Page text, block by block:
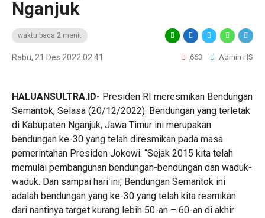
Nganjuk
waktu baca 2 menit
Rabu, 21 Des 2022 02:41 663 Admin HS
HALUANSULTRA.ID- Presiden RI meresmikan Bendungan
Semantok, Selasa (20/12/2022). Bendungan yang terletak
di Kabupaten Nganjuk, Jawa Timur ini merupakan
bendungan ke-30 yang telah diresmikan pada masa
pemerintahan Presiden Jokowi. “Sejak 2015 kita telah
memulai pembangunan bendungan-bendungan dan waduk-
waduk. Dan sampai hari ini, Bendungan Semantok ini
adalah bendungan yang ke-30 yang telah kita resmikan
dari nantinya target kurang lebih 50-an – 60-an di akhir